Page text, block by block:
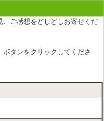
、ご感想をどしどしお寄せくだ
タンをクリックしてくださ